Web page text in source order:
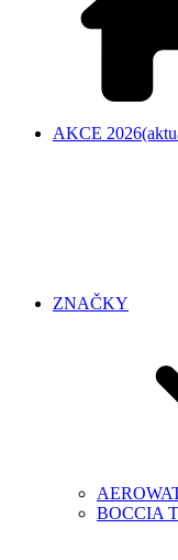
AKCE 2026
ZNAČKY
BOCCIA